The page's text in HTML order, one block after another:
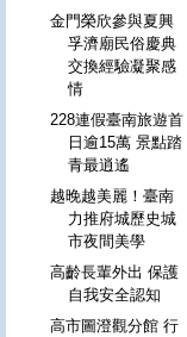
金門榮欣參與夏興
孚濟廟民俗慶典
交換經驗凝聚感
情
228連假臺南旅遊首
日逾15萬 景點踏
青最逍遙
越晚越美麗！臺南
力推府城歷史城
市夜間美學
高齡長輩外出 保護
自我安全認知
高市圖澄觀分館 行